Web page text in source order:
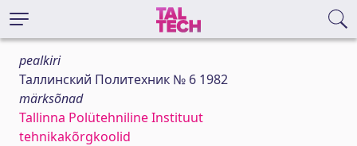
pealkiri
Таллинский Политехник № 6 1982
märksõnad
Tallinna Polütehniline Instituut
tehnikakõrgkoolid